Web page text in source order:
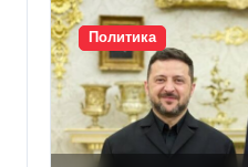
Политика